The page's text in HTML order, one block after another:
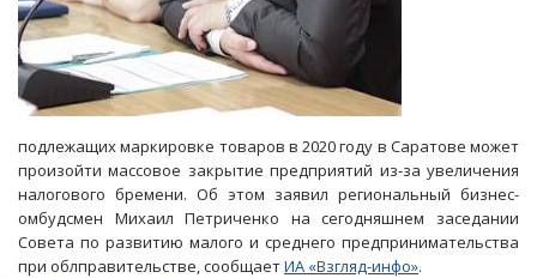
подлежащих маркировке товаров в 2020 году в Саратове может
произойти массовое закрытие предприятий из-за увеличения
налогового бремени. Об этом заявил региональный бизнес-
омбудсмен Михаил Петриченко на сегодняшнем заседании
Совета по развитию малого и среднего предпринимательства
при облправительстве, сообщаетИА «Взгляд-инфо».